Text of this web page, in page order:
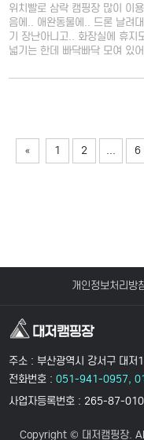
위치빨로 삼락 캠핑장 많이 이
음에.. 애완동물에.. 드론 날려
기 장난아니고.. 화장실에 휴
넓기는 한데 빠닥빠닥 모여 있
« 1 2 ... 6
개인정보처리방
주소 : 부산광역시 강서구 대저
전화번호 :051-941-0957,
사업자등록번호 : 265-87-
Copyright © 대저캠핑장.